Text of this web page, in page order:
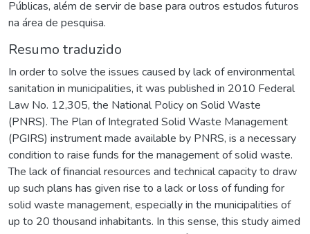
Públicas, além de servir de base para outros estudos futuros
na área de pesquisa.
Resumo traduzido
In order to solve the issues caused by lack of environmental
sanitation in municipalities, it was published in 2010 Federal
Law No. 12,305, the National Policy on Solid Waste
(PNRS). The Plan of Integrated Solid Waste Management
(PGIRS) instrument made available by PNRS, is a necessary
condition to raise funds for the management of solid waste.
The lack of financial resources and technical capacity to draw
up such plans has given rise to a lack or loss of funding for
solid waste management, especially in the municipalities of
up to 20 thousand inhabitants. In this sense, this study aimed